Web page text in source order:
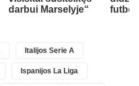
darbui Marselyje“
Italijos Serie A
Ispanijos La Liga